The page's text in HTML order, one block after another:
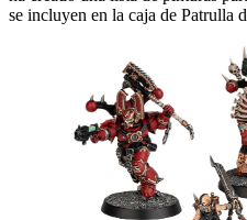
se incluyen en la caja de Patrulla